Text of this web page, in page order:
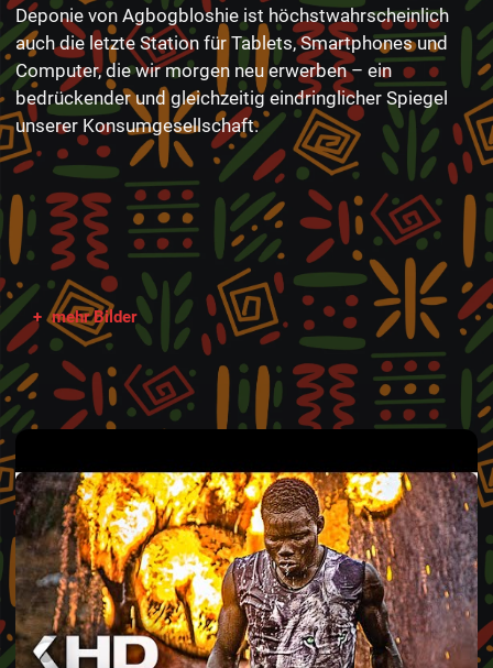
Deponie von Agbogbloshie ist höchstwahrscheinlich
auch die letzte Station für Tablets, Smartphones und
Computer, die wir morgen neu erwerben – ein
bedrückender und gleichzeitig eindringlicher Spiegel
unserer Konsumgesellschaft.
+ mehr Bilder